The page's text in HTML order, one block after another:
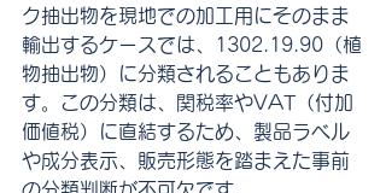
ク抽出物を現地での加工用にそのまま
輸出するケースでは、1302.19.90（植
物抽出物）に分類されることもありま
す。この分類は、関税率やVAT（付加
価値税）に直結するため、製品ラベル
や成分表示、販売形態を踏まえた事前